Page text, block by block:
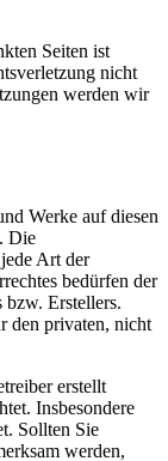
Seiten ist
nicht
werden wir
Werke auf diesen
Die
Art der
bedürfen der
Erstellers.
den privaten, nicht
erstellt
Insbesondere
Sollten Sie
werden,